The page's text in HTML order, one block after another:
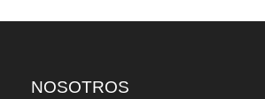
NOSOTROS